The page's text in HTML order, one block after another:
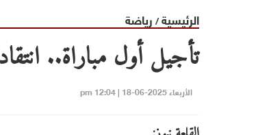
الرئيسية/ رياضة
تأجيل أول مباراة..
الأربعاء 2025-06-18 | 12:04 pm